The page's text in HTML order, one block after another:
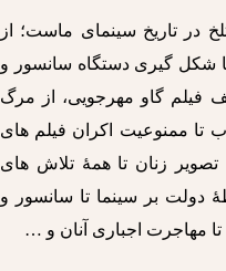
در تاریخ سینمای ماست؛ از
شکل گیری دستگاه سانسور و
فیلم گاو مهرجویی، از مرگ
تا ممنوعیت اکران فیلم های
زنان تا همۀ تلاش های
دولت بر سینما تا سانسور و
مهاجرت اجباری آنان و …